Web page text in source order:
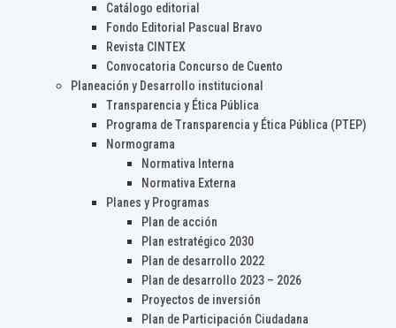
Catálogo editorial
Fondo Editorial Pascual Bravo
Revista CINTEX
Convocatoria Concurso de Cuento
Planeación y Desarrollo institucional
Transparencia y Ética Pública
Programa de Transparencia y Ética Pública (PTEP)
Normograma
Normativa Interna
Normativa Externa
Planes y Programas
Plan de acción
Plan estratégico 2030
Plan de desarrollo 2022
Plan de desarrollo 2023 – 2026
Proyectos de inversión
Plan de Participación Ciudadana